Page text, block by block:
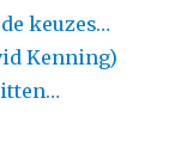
keuzes…
Kenning)